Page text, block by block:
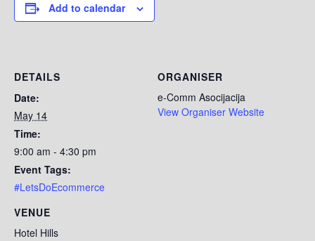
Add to calendar
DETAILS
Date:
May 14
Time:
9:00 am - 4:30 pm
Event Tags:
#LetsDoEcommerce
VENUE
Hotel Hills
ORGANISER
e-Comm Asocijacija
View Organiser Website